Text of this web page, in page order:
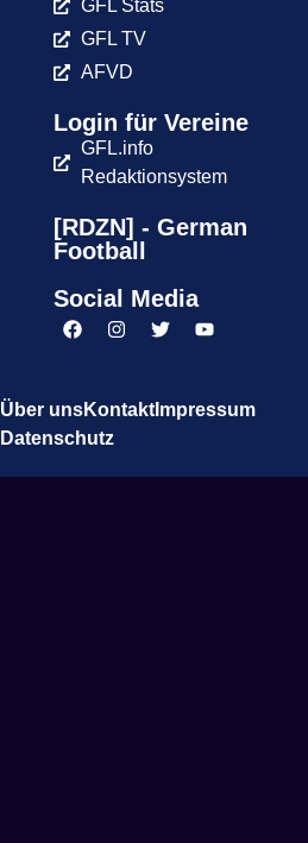
GFL Stats
GFL TV
AFVD
Login für Vereine
GFL.info
Redaktionsystem
[RDZN] - German
Football
Social Media
Über unsKontaktImpressum
Datenschutz